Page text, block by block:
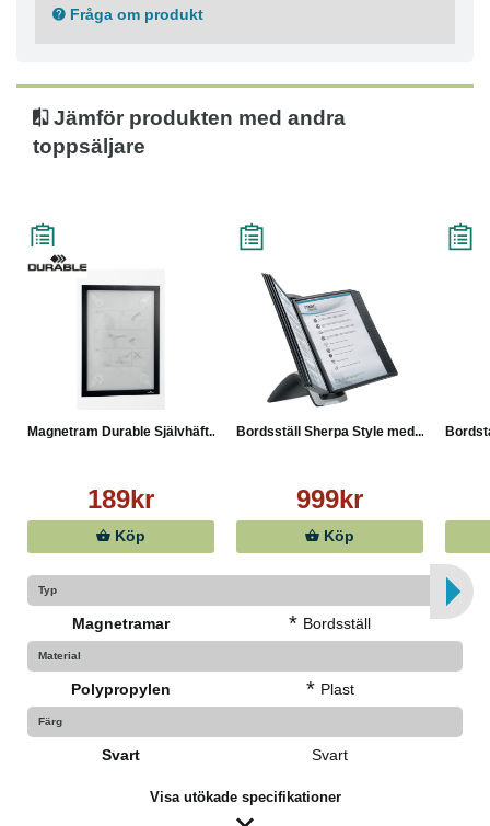
Fråga om produkt
Jämför produkten med andra
toppsäljare
Magnetram Durable Självhäft...
189kr
Köp
Bordsställ Sherpa Style med...
999kr
Köp
Typ
Magnetramar * Bordsställ
Material
Polypropylen * Plast
Färg
Svart Svart
Visa utökade specifikationer